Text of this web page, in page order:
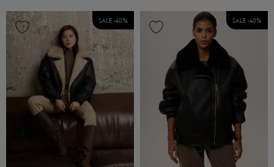
SALE -40 % SALE -40 %